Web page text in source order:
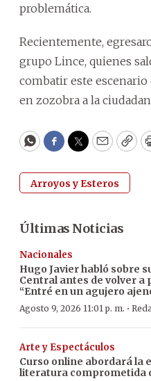
problemática.
Recientemente,
grupo Lince, quienes
combatir este
en zozobra a la
WhatsApp
Facebook
Twitter
Email
Arroyos y Esteros
Últimas Noticias
Nacionales
Hugo Javier habló sobre
Central antes de volver a
“Entré en un agujero
Agosto 9, 2026 11:01 p. m. ·
Arte y Espectáculos
Curso online abordará la
literatura comprometida